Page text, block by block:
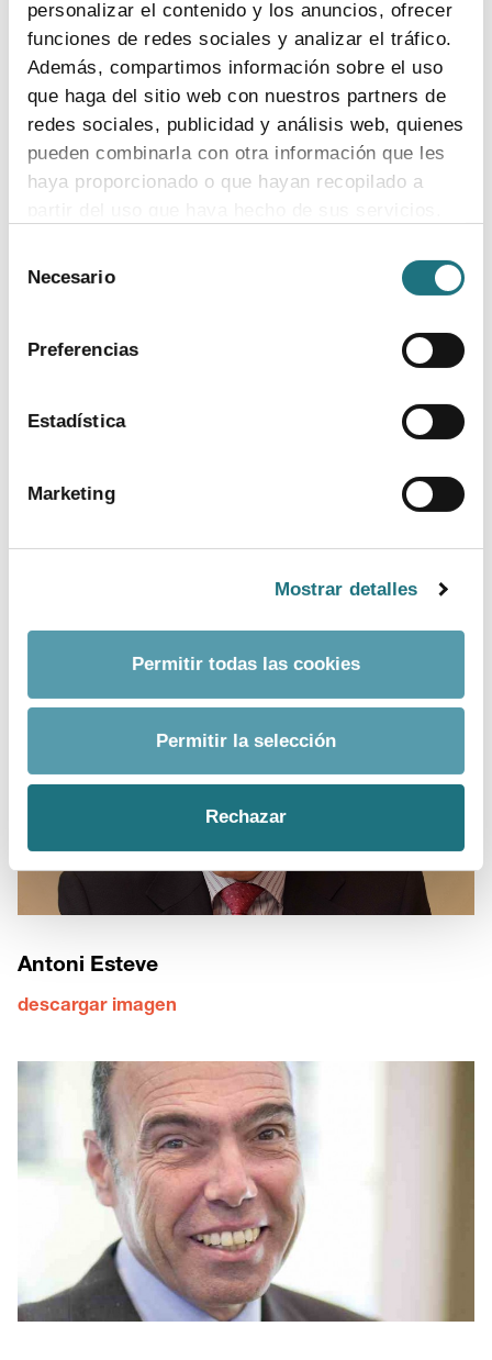
personalizar el contenido y los anuncios, ofrecer
funciones de redes sociales y analizar el tráfico.
Además, compartimos información sobre el uso
que haga del sitio web con nuestros partners de
redes sociales, publicidad y análisis web, quienes
pueden combinarla con otra información que les
haya proporcionado o que hayan recopilado a
Para más información puede acceder a nuestra
Necesario
Preferencias
Estadística
Marketing
Mostrar detalles
Permitir todas las cookies
Permitir la selección
Rechazar
Reunión con el Ministro de Sanidad, Alfonso
Alonso
descargar imagen
Antoni Esteve
descargar imagen